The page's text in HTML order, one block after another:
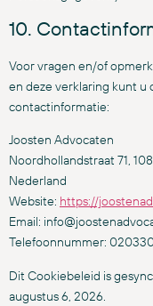
10.
Voor vragen en/of
en deze verklaring kunt u
contactinformatie:
Joosten Advocaten
Noordhollandstraat 71,
Nederland
Website: https://
Email: info@
Telefoonnummer:
Dit Cookiebeleid is
augustus 6, 2026.